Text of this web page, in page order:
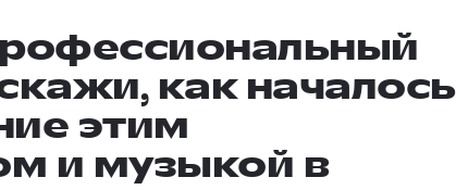
как началось
этим
и музыкой в